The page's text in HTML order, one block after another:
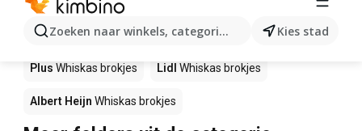
Zoeken naar winkels, categorieën, producten...
Kies stad
Whiskas brokjes in actie – Waar te
koop?
Plus Whiskas brokjes Lidl Whiskas brokjes
Albert Heijn Whiskas brokjes